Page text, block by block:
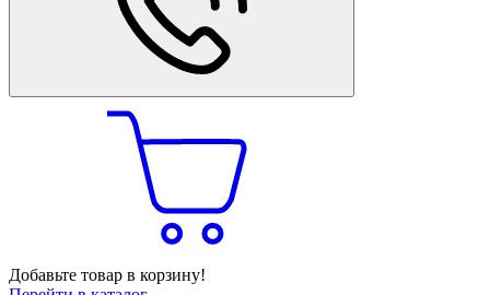
Добавьте товар в корзину!